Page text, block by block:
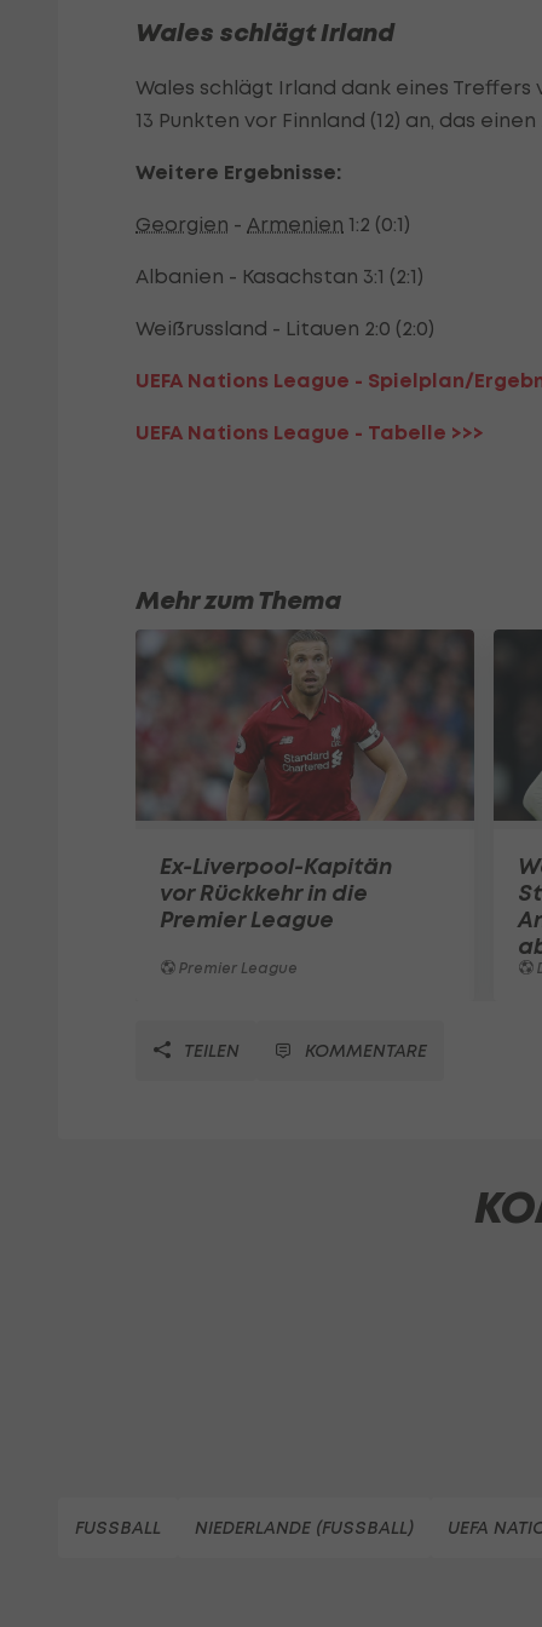
Wales schlägt Irland
Wales schlägt Irland dank eines Treffers
13 Punkten vor Finnland (12) an, das
Weitere Ergebnisse:
Georgien - Armenien 1:2 (0:1)
Albanien - Kasachstan 3:1 (2:1)
Weißrussland - Litauen 2:0 (2:0)
UEFA Nations League - Spielplan/
UEFA Nations League - Tabelle >>>
Mehr zum Thema
Ex-Liverpool-Kapitän
vor Rückkehr in die
Premier League
Premier League
TEILEN KOMMENTARE
FUSSBALL NIEDERLANDE (FUSSBALL) UEFA